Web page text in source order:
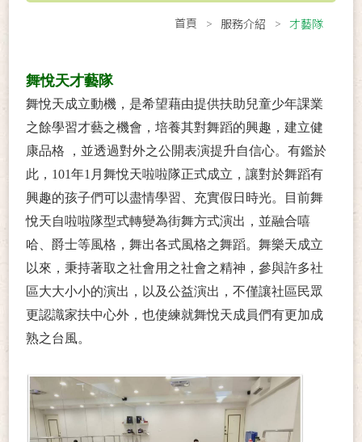
首頁 服務介紹 才藝隊
舞悅天才藝隊
舞悅天成立動機，是希望藉由提供扶助兒童少年課業
之餘學習才藝之機會，培養其對舞蹈的興趣，建立健
康品格 ，並透過對外之公開表演提升自信心。有鑑於
此，101年1月舞悅天啦啦隊正式成立，讓對於舞蹈有
興趣的孩子們可以盡情學習、充實假日時光。目前舞
悅天自啦啦隊型式轉變為街舞方式演出，並融合嘻
哈、爵士等風格，舞出各式風格之舞蹈。舞樂天成立
以來，秉持著取之社會用之社會之精神，參與許多社
區大大小小的演出，以及公益演出，不僅讓社區民眾
更認識家扶中心外，也使練就舞悅天成員們有更加成
熟之台風。